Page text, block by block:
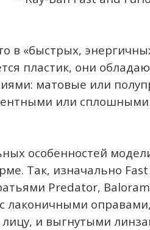
в «быстрых,
пластик, они
матовые или
или
особенностей
Так, изначально
Predator,
лаконичными
и выгнутыми